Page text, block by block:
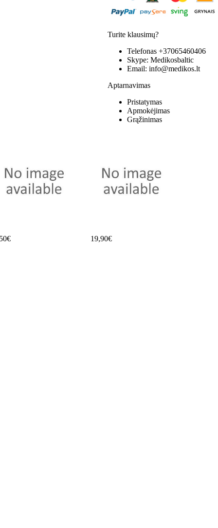
Turite klausimų?
Telefonas +37065460406
Skype: Medikosbaltic
Email: info@medikos.lt
Aptarnavimas
Pristatymas
Apmokėjimas
Grąžinimas
19,90€